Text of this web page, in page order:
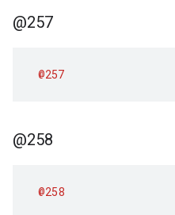
@257
@257
@258
@258